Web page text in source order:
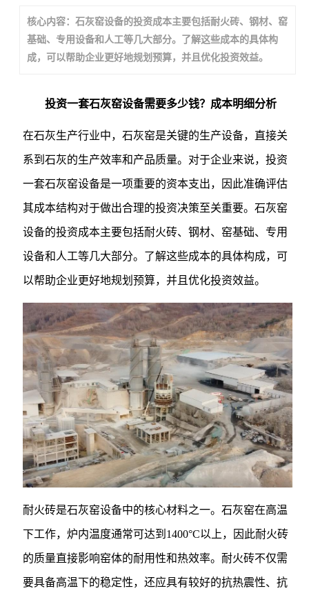
核心内容：石灰窑设备的投资成本主要包括耐火砖、钢材、窑
基础、专用设备和人工等几大部分。了解这些成本的具体构
成，可以帮助企业更好地规划预算，并且优化投资效益。
投资一套石灰窑设备需要多少钱？成本明细分析
在石灰生产行业中，石灰窑是关键的生产设备，直接关
系到石灰的生产效率和产品质量。对于企业来说，投资
一套石灰窑设备是一项重要的资本支出，因此准确评估
其成本结构对于做出合理的投资决策至关重要。石灰窑
设备的投资成本主要包括耐火砖、钢材、窑基础、专用
设备和人工等几大部分。了解这些成本的具体构成，可
以帮助企业更好地规划预算，并且优化投资效益。
耐火砖是石灰窑设备中的核心材料之一。石灰窑在高温
下工作，炉内温度通常可达到1400°C以上，因此耐火砖
的质量直接影响窑体的耐用性和热效率。耐火砖不仅需
要具备高温下的稳定性，还应具有较好的抗热震性、抗